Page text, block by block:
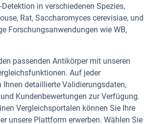
in verschiedenen Spezies,
Rat, Saccharomyces cerevisiae, und
Forschungsanwendungen wie WB,
passenden Antikörper mit unseren
Auf jeder
Ihnen detaillierte Validierungsdaten,
Kundenbewertungen zur Verfügung.
Vergleichsportalen können Sie Ihre
unsere Plattform erwerben. Wählen Sie